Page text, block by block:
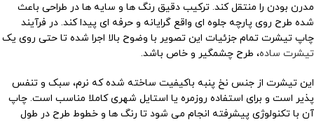
مدرن بودن را منتقل کند. ترکیب دقیق رنگ ها و سایه ها در طراحی باعث
شده طرح روی پارچه جلوه ای واقع گرایانه و حرفه ای پیدا کند. در فرآیند
چاپ تیشرت تمام جزئیات این تصویر با وضوح بالا اجرا شده تا حتی روی یک
تیشرت ساده، طرح چشمگیر و خاص باشد.
این تیشرت از جنس نخ پنبه باکیفیت ساخته شده که نرم، سبک و تنفس
پذیر است و برای استفاده روزمره یا استایل شهری کاملا مناسب است. چاپ
آن با تکنولوژی پیشرفته انجام می شود تا رنگ ها و خطوط طرح در طول